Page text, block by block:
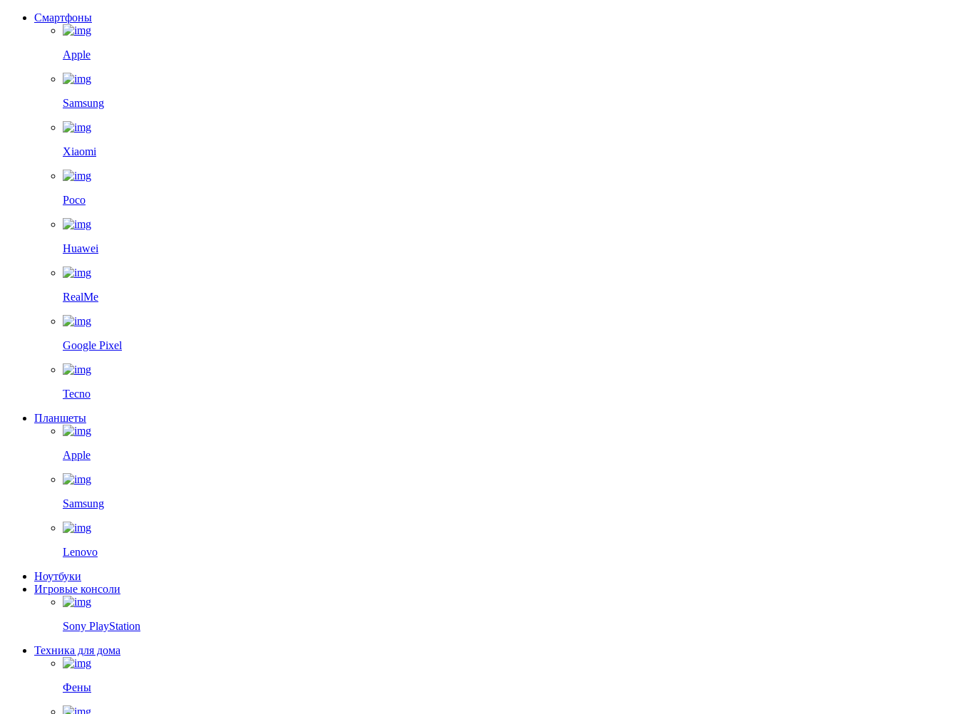
Смартфоны
Apple
Samsung
Xiaomi
Poco
Huawei
RealMe
Google Pixel
Tecno
Планшеты
Apple
Samsung
Lenovo
Ноутбуки
Игровые консоли
Sony PlayStation
Техника для дома
Фены